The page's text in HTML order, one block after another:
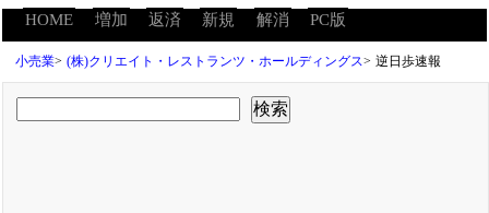
HOME 増加 返済 新規 解消 PC版
小売業> (株)クリエイト・レストランツ・ホールディングス> 逆日歩速報